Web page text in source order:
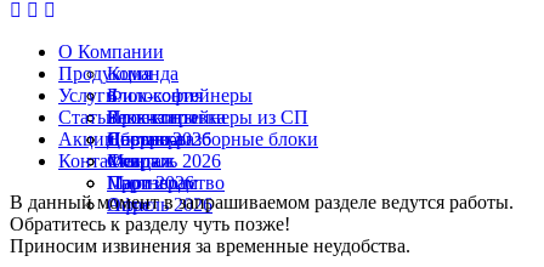
О Компании
Команда
Философия
Реквизиты
Партнеры
Продукция
Блок-контейнеры
Блок-контейнеры из СП
Сборно-разборные блоки
Услуги
Проектировка
Доставка
Монтаж
Статьи
Январь 2026
Февраль 2026
Март 2026
Апрель 2026
Акции
Скидки
Партнерам
Контакты
Производство
Офис
В данный момент в запрашиваемом разделе ведутся работы.
Обратитесь к разделу чуть позже!
Приносим извинения за временные неудобства.